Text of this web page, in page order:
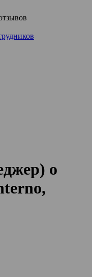
компаний / 550092 отзывов
о